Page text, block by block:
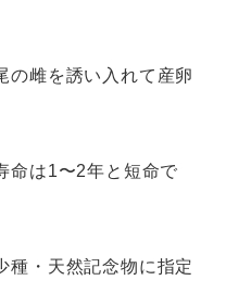
の雌を誘い入れて産卵
命は1〜2年と短命で
種・天然記念物に指定